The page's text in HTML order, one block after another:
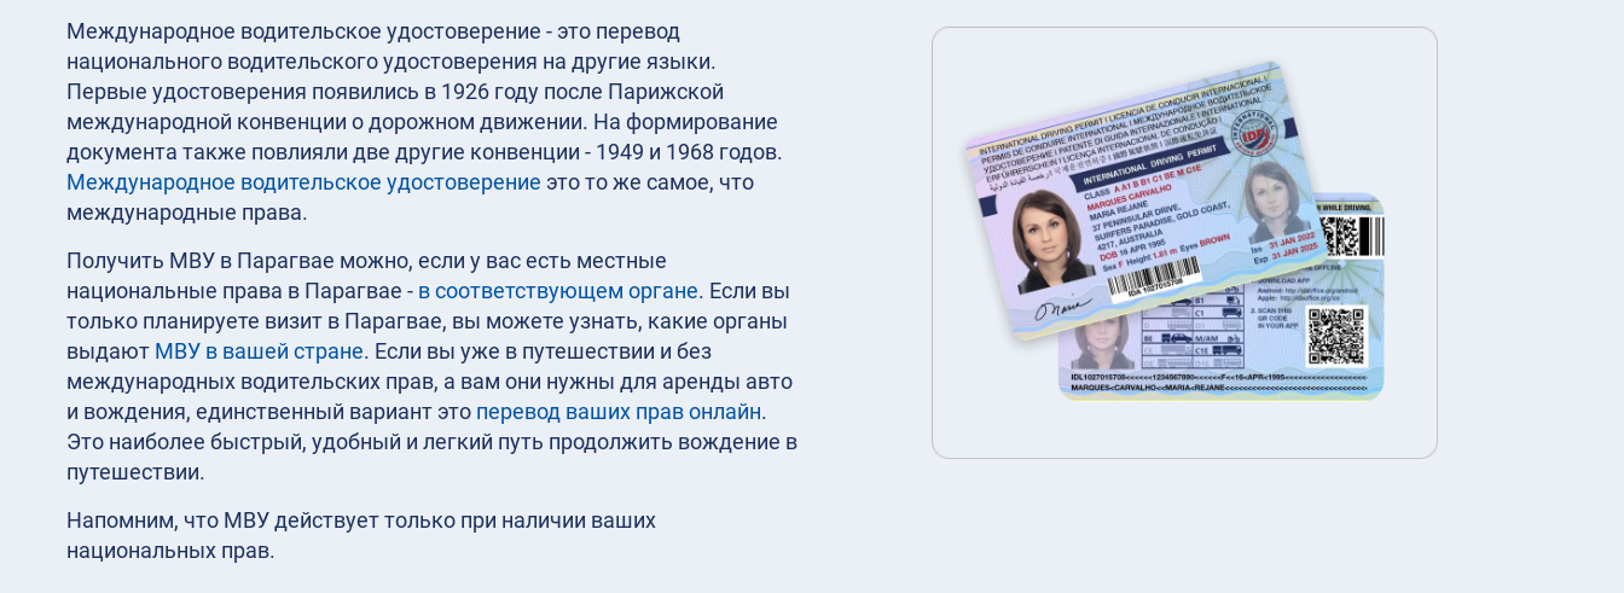
Международное водительское удостоверение - это перевод
национального водительского удостоверения на другие языки.
Первые удостоверения появились в 1926 году после Парижской
международной конвенции о дорожном движении. На формирование
документа также повлияли две другие конвенции - 1949 и 1968 годов.
Международное водительское удостоверение это то же самое, что
международные права.
Получить МВУ в Парагвае можно, если у вас есть местные
национальные права в Парагвае - в соответствующем органе. Если вы
только планируете визит в Парагвае, вы можете узнать, какие органы
выдают МВУ в вашей стране. Если вы уже в путешествии и без
международных водительских прав, а вам они нужны для аренды авто
и вождения, единственный вариант это перевод ваших прав онлайн.
Это наиболее быстрый, удобный и легкий путь продолжить вождение в
путешествии.
Напомним, что МВУ действует только при наличии ваших
национальных прав.